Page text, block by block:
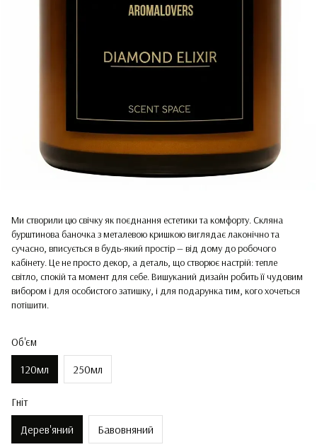
Ми створили цю свічку як поєднання естетики та комфорту. Скляна
бурштинова баночка з металевою кришкою виглядає лаконічно та
сучасно, вписується в будь-який простір — від дому до робочого
кабінету. Це не просто декор, а деталь, що створює настрій: тепле
світло, спокій та момент для себе. Вишуканий дизайн робить її чудовим
вибором і для особистого затишку, і для подарунка тим, кого хочеться
потішити.
Об'єм
120мл 250мл
Гніт
Дерев'яний Бавовняний